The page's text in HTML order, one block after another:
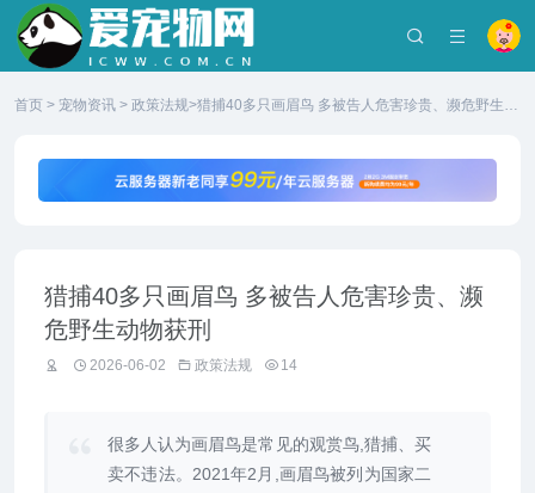
首页 > 宠物资讯 > 政策法规>猎捕40多只画眉鸟 多被告人危害珍贵、濒危野生动
猎捕40多只画眉鸟 多被告人危害珍贵、濒
危野生动物获刑
2026-06-02 政策法规 14
很多人认为画眉鸟是常见的观赏鸟,猎捕、买
卖不违法。2021年2月,画眉鸟被列为国家二